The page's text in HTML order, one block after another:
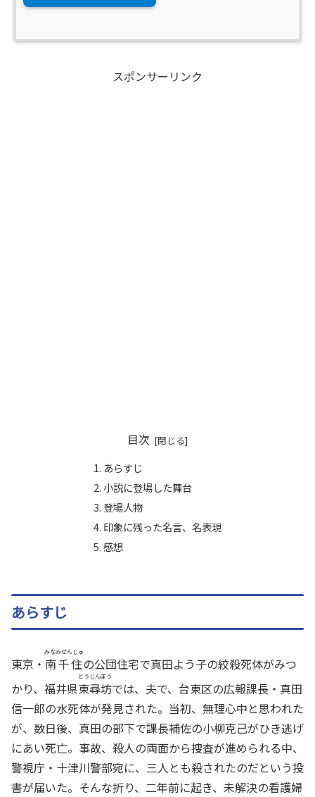
スポンサーリンク
目次
あらすじ
小説に登場した舞台
登場人物
印象に残った名言、名表現
感想
あらすじ
東京・ 南千住
みなみせんじゅ
の公団住宅で真田よう子の絞殺死体がみつ
かり、福井県東尋坊
とうじんぼう
では、夫で、台東区の広報課長・真田
信一郎の水死体が発見された。当初、無理心中と思われた
が、数日後、真田の部下で課長補佐の小柳克己がひき逃げ
にあい死亡。事故、殺人の両面から捜査が進められる中、
警視庁・十津川警部宛に、三人とも殺されたのだという投
書が届いた。そんな折り、二年前に起き、未解決の看護婦